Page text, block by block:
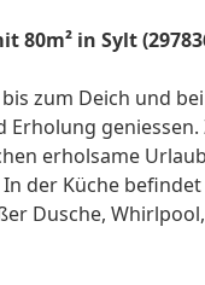
in Sylt
zum Deich und
Erholung
erholsame
der Küche
Dusche,